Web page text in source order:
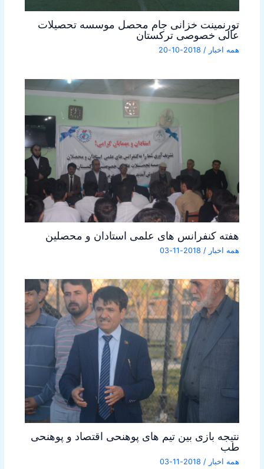
تورنمینت خزانی جام محصل موسسه تحصیلات
عالی خصوصی ترکستان
همه اخبار /
2018-10-20
هفته کنفرانس های علمی استادان و محصلین
همه اخبار /
2018-11-03
نتیجه بازی بین تیم های پوهنحی اقتصاد و پوهنحی
طب
همه اخبار /
2018-11-03